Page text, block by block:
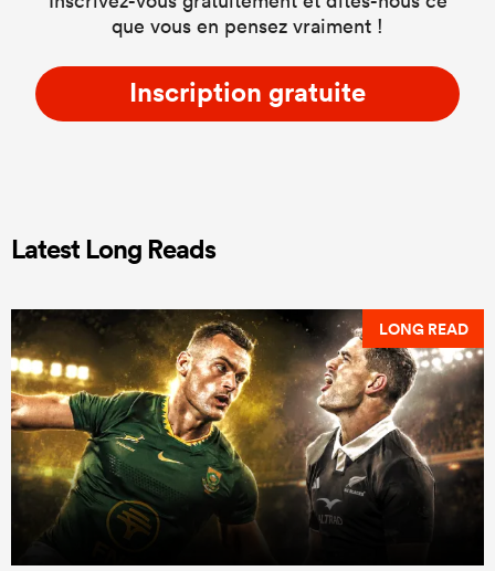
que vous en pensez vraiment !
Inscription gratuite
Latest Long Reads
LONG READ